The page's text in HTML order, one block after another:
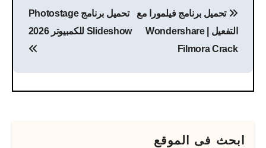
المقالات
تحميل برنامج فيلمورا مع
التفعيل | Wondershare
Filmora Crack
تحميل برنامج Photostage
Slideshow للكمبيوتر 2026
ابحث فى الموقع